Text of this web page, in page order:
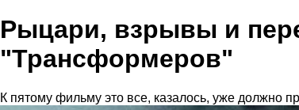
Рыцари, взрывы и
"Трансформеров"
К пятому фильму это все, казалось, уже должно